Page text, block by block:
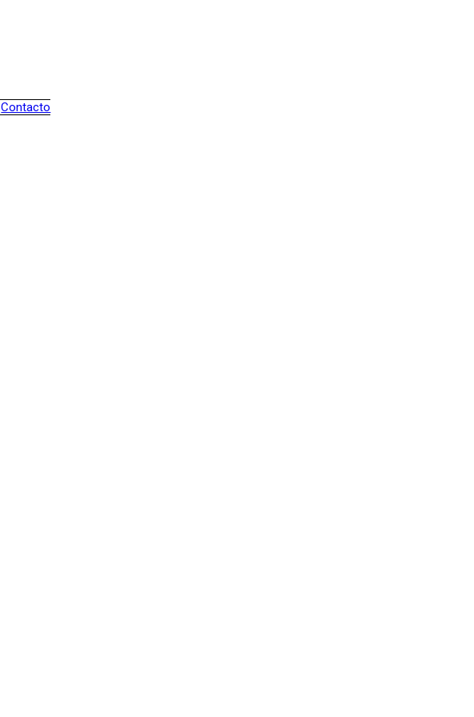
Contacto